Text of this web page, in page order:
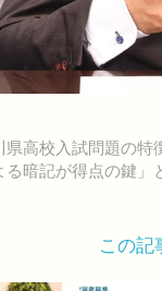
高校入試問題の
暗記が得点の鍵」
この記